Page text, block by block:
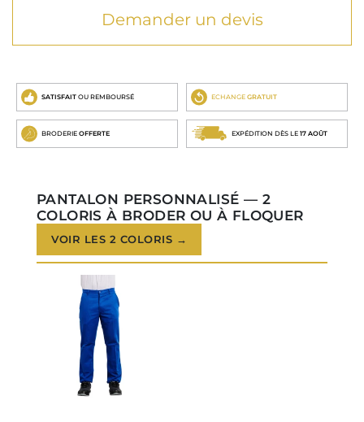
Demander un devis
SATISFAIT OU REMBOURSÉ ECHANGE GRATUIT
BRODERIE OFFERTE EXPÉDITION DÈS LE 17 AOÛT
PANTALON PERSONNALISÉ — 2
COLORIS À BRODER OU À FLOQUER
VOIR LES 2 COLORIS →